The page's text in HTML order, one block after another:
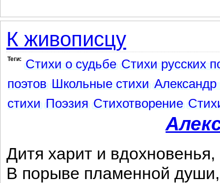
К живописцу
Теги: Стихи о судьбе Стихи русских
поэтов Школьные стихи
стихи Поэзия Стихотворение
Дитя харит и вдохновенья,
В порыве пламенной души,